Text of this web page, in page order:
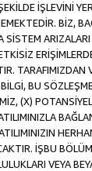
İŞLEVİNİ
BİZ,
SİSTEM
BU
(X)
İŞBU
VEYA